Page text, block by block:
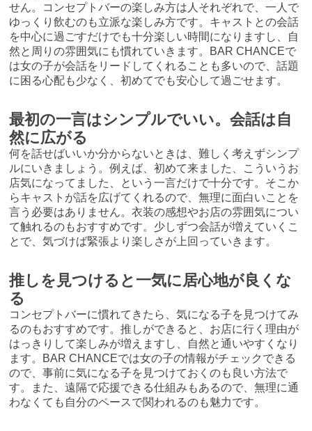
せん。コンセプトバーの楽しみ方は人それぞれで、一人で
ゆっくり飲むのも立派な楽しみ方です。キャストとの会話
を中心に過ごすだけでも十分楽しい時間になりますし、自
然と周りの雰囲気にも慣れていきます。BAR CHANCEで
は女の子が会話をリードしてくれることも多いので、話題
に困る心配も少なく、初めてでも安心して過ごせます。
最初の一言はシンプルでいい。会話は自
然に広がる
何を話せばいいか分からないときは、難しく考えずシンプ
ルにいきましょう。例えば、初めて来ました、こういうお
店気になってました、という一言だけで十分です。そこか
らキャストが話を広げてくれるので、無理に面白いことを
言う必要はありません。衣装の感想やお店の雰囲気につい
て触れるのもおすすめです。少しずつ会話が増えていくこ
とで、気づけば緊張より楽しさが上回っていきます。
推しを見つけると一気に居心地が良くな
る
コンセプトバーに慣れてきたら、気になる子を見つけてみ
るのもおすすめです。推しができると、お店に行く理由が
はっきりして楽しみが増えますし、自然と通いやすくなり
ます。BAR CHANCEでは女の子の情報がチェックできる
ので、事前に気になる子を見つけておくのも良い方法で
す。また、遠隔で応援できる仕組みもあるので、無理に通
わなくても自分のペースで関われるのも魅力です。